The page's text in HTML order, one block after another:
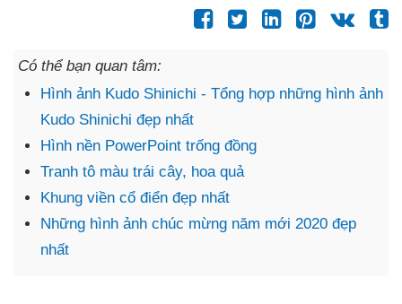
Có thể bạn quan tâm:
Hình ảnh Kudo Shinichi - Tổng hợp những hình ảnh
Kudo Shinichi đẹp nhất
Hình nền PowerPoint trống đồng
Tranh tô màu trái cây, hoa quả
Khung viền cổ điển đẹp nhất
Những hình ảnh chúc mừng năm mới 2020 đẹp
nhất